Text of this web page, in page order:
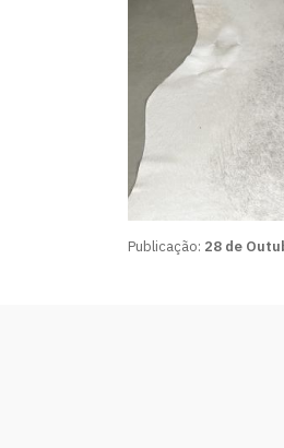
Publicação: 28 de